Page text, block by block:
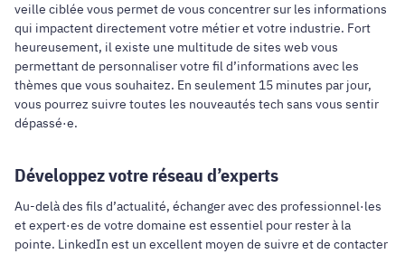
veille ciblée vous permet de vous concentrer sur les informations
qui impactent directement votre métier et votre industrie. Fort
heureusement, il existe une multitude de sites web vous
permettant de personnaliser votre fil d’informations avec les
thèmes que vous souhaitez. En seulement 15 minutes par jour,
vous pourrez suivre toutes les nouveautés tech sans vous sentir
dépassé·e.
Développez votre réseau d’experts
Au-delà des fils d’actualité, échanger avec des professionnel·les
et expert·es de votre domaine est essentiel pour rester à la
pointe. LinkedIn est un excellent moyen de suivre et de contacter